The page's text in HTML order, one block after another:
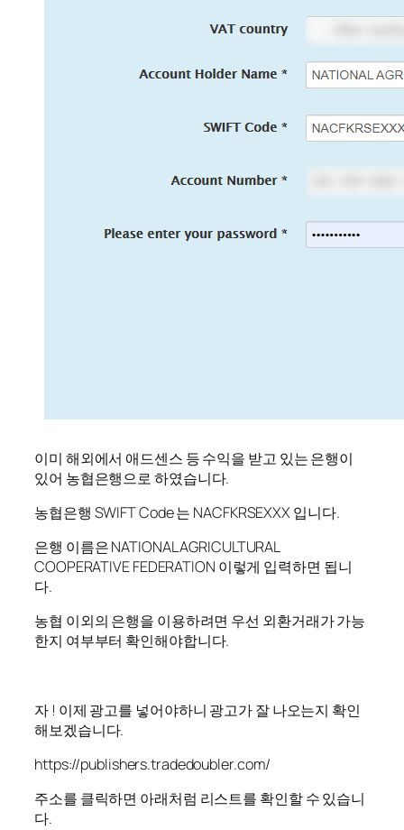
이미 해외에서 애드센스 등 수익을 받고 있는 은행이
있어 농협은행으로 하였습니다.
농협은행 SWIFT Code 는 NACFKRSEXXX 입니다.
은행 이름은 NATIONAL AGRICULTURAL
COOPERATIVE FEDERATION 이렇게 입력하면 됩니
다.
농협 이외의 은행을 이용하려면 우선 외환거래가 가능
한지 여부부터 확인해야합니다.
자 ! 이제 광고를 넣어야하니 광고가 잘 나오는지 확인
해보겠습니다.
https://publishers.tradedoubler.com/
주소를 클릭하면 아래처럼 리스트를 확인할 수 있습니
다.